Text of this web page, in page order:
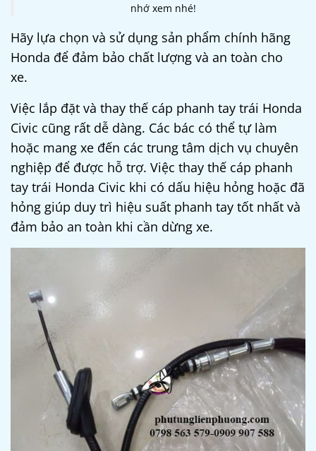
nhớ xem nhé!
Hãy lựa chọn và sử dụng sản phẩm chính hãng
Honda để đảm bảo chất lượng và an toàn cho
xe.
Việc lắp đặt và thay thế cáp phanh tay trái Honda
Civic cũng rất dễ dàng. Các bác có thể tự làm
hoặc mang xe đến các trung tâm dịch vụ chuyên
nghiệp để được hỗ trợ. Việc thay thế cáp phanh
tay trái Honda Civic khi có dấu hiệu hỏng hoặc đã
hỏng giúp duy trì hiệu suất phanh tay tốt nhất và
đảm bảo an toàn khi cần dừng xe.